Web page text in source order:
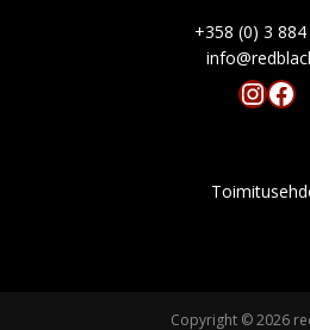
+358 (0) 3 884
Copyright © 2026